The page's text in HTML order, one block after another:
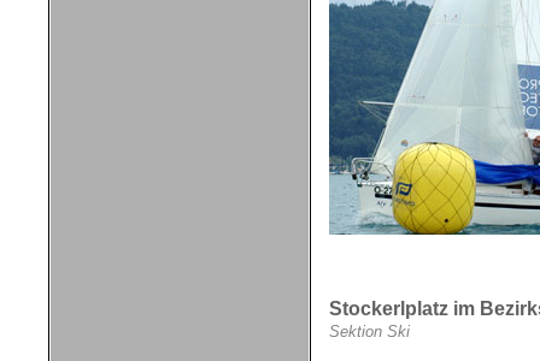
Stockerlplatz im
Sektion Ski